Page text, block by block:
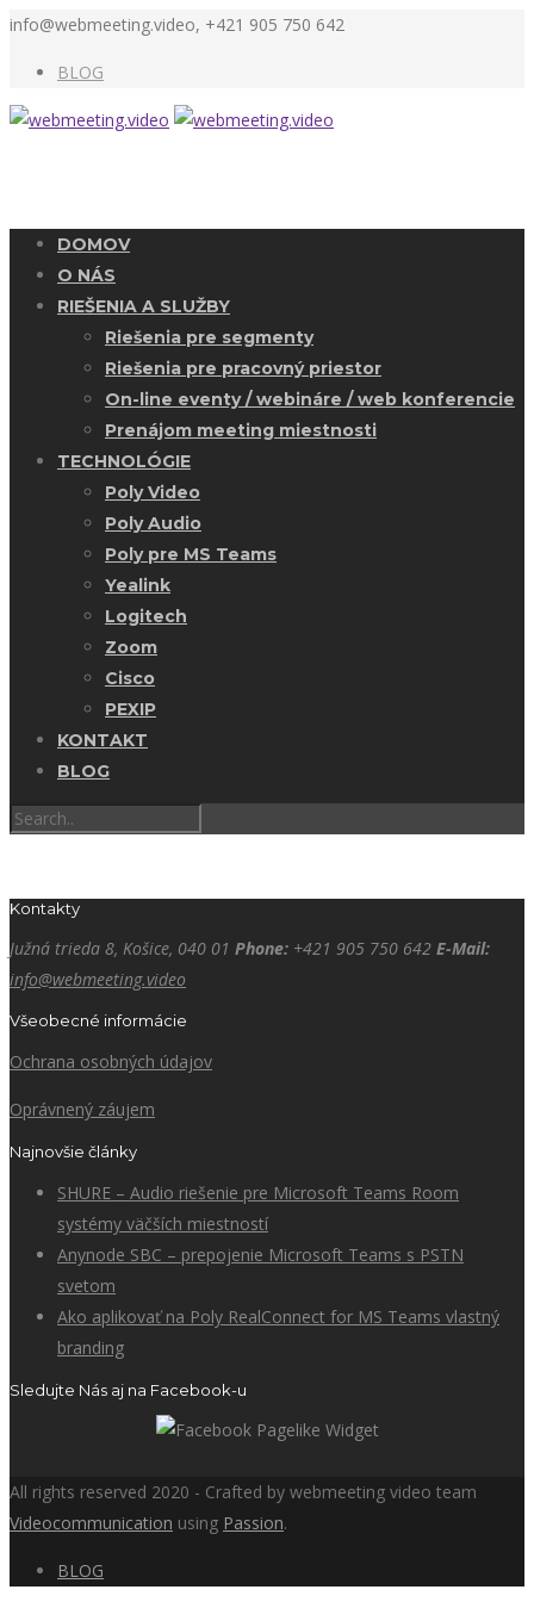
info@webmeeting.video, +421 905 750 642
BLOG
DOMOV
O NÁS
RIEŠENIA A SLUŽBY
Riešenia pre segmenty
Riešenia pre pracovný priestor
On-line eventy / webináre / web konferencie
Prenájom meeting miestnosti
TECHNOLÓGIE
Poly Video
Poly Audio
Poly pre MS Teams
Yealink
Logitech
Zoom
Cisco
PEXIP
KONTAKT
BLOG
Kontakty
Južná trieda 8, Košice, 040 01 Phone: +421 905 750 642 E-Mail:
info@webmeeting.video
Všeobecné informácie
Ochrana osobných údajov
Oprávnený záujem
Najnovšie články
SHURE – Audio riešenie pre Microsoft Teams Room
systémy väčších miestností
Anynode SBC – prepojenie Microsoft Teams s PSTN
svetom
Ako aplikovať na Poly RealConnect for MS Teams vlastný
branding
Sledujte Nás aj na Facebook-u
All rights reserved 2020 - Crafted by webmeeting video team
Videocommunication using Passion.
BLOG